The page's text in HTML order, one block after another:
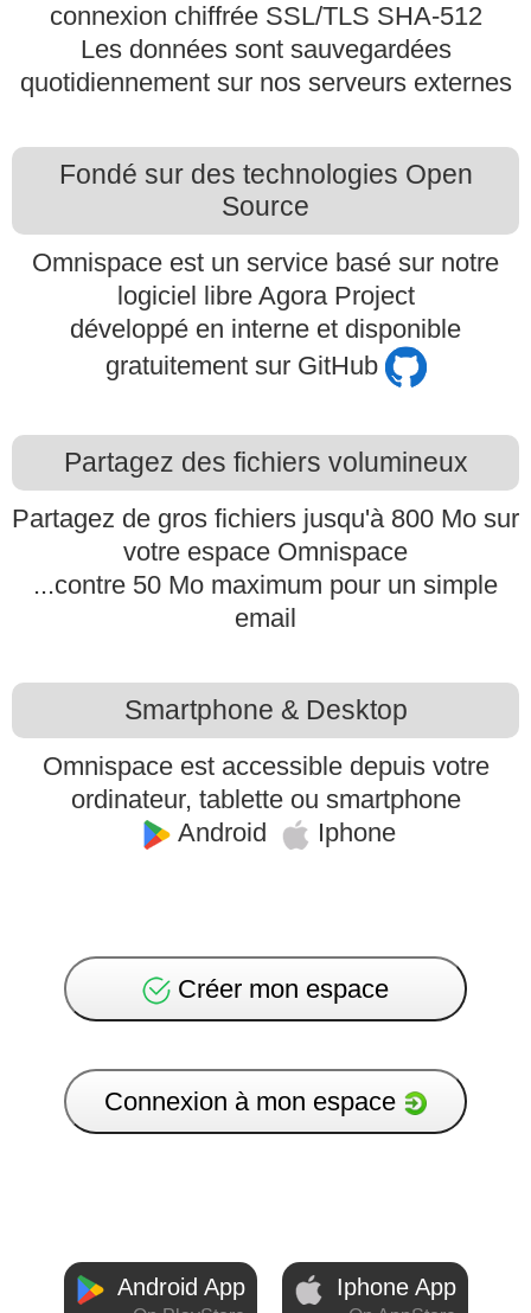
connexion chiffrée SSL/TLS SHA-512
Les données sont sauvegardées
quotidiennement sur nos serveurs externes
Fondé sur des technologies Open
Source
Omnispace est un service basé sur notre
logiciel libre Agora Project
développé en interne et disponible
gratuitement sur GitHub
Partagez des fichiers volumineux
Partagez de gros fichiers jusqu'à 800 Mo sur
votre espace Omnispace
...contre 50 Mo maximum pour un simple
email
Smartphone & Desktop
Omnispace est accessible depuis votre
ordinateur, tablette ou smartphone
Android
Iphone
Créer mon espace
Connexion à mon espace
Android App Iphone App